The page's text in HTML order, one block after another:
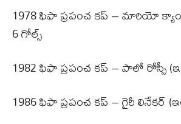
1978 ఫిఫా ప్రపంచ కప్ – మారియో
6 గోల్స్
1982 ఫిఫా ప్రపంచ కప్ – పాలో రోస్సీ
1986 ఫిఫా ప్రపంచ కప్ – గైరీ లినేకర్